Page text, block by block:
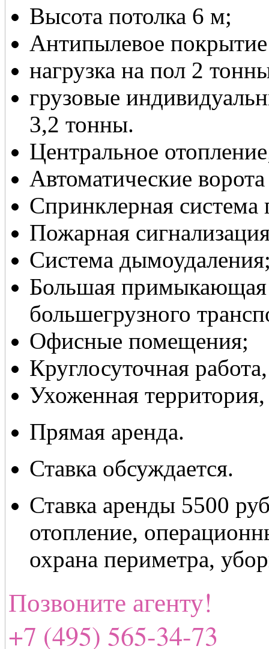
Высота потолка 6 м;
Антипылевое
нагрузка на пол 2
грузовые
3,2 тонны.
Центральное
Автоматические
Спринклерная
Пожарная
Система
Большая примыкающая
большегрузного
Офисные помещения;
Круглосуточная
Ухоженная
Прямая аренда.
Ставка обсуждается.
Ставка аренды 5500
отопление,
охрана периметра,
Позвоните агенту!
+7 (495) 565-34-73